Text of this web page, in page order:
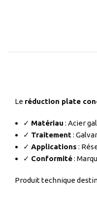
Le réduction plate
✓ Matériau : Acier
✓ Traitement:
✓ Applications :
✓ Conformité:
Produit technique